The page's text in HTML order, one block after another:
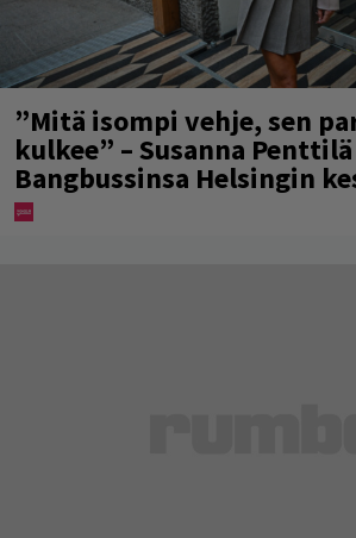
”Mitä isompi vehje, sen
kulkee” – Susanna
Bangbussinsa Helsingin